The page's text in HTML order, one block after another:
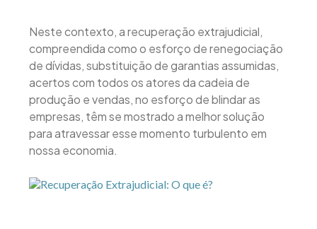
Neste contexto, a recuperação extrajudicial,
compreendida como o esforço de renegociação
de dívidas, substituição de garantias assumidas,
acertos com todos os atores da cadeia de
produção e vendas, no esforço de blindar as
empresas, têm se mostrado a melhor solução
para atravessar esse momento turbulento em
nossa economia.